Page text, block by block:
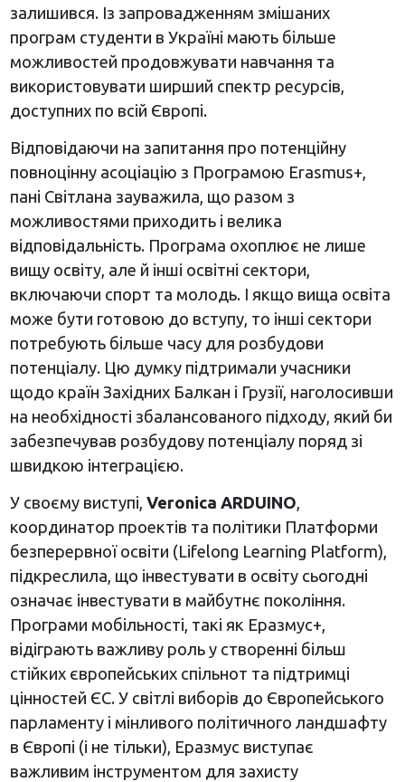
залишився. Із запровадженням змішаних
програм студенти в Україні мають більше
можливостей продовжувати навчання та
використовувати ширший спектр ресурсів,
доступних по всій Європі.
Відповідаючи на запитання про потенційну
повноцінну асоціацію з Програмою Erasmus+,
пані Світлана зауважила, що разом з
можливостями приходить і велика
відповідальність. Програма охоплює не лише
вищу освіту, але й інші освітні сектори,
включаючи спорт та молодь. І якщо вища освіта
може бути готовою до вступу, то інші сектори
потребують більше часу для розбудови
потенціалу. Цю думку підтримали учасники
щодо країн Західних Балкан і Грузії, наголосивши
на необхідності збалансованого підходу, який би
забезпечував розбудову потенціалу поряд зі
швидкою інтеграцією.
У своєму виступі, Veronica ARDUINO,
координатор проектів та політики Платформи
безперервної освіти (Lifelong Learning Platform),
підкреслила, що інвестувати в освіту сьогодні
означає інвестувати в майбутнє покоління.
Програми мобільності, такі як Еразмус+,
відіграють важливу роль у створенні більш
стійких європейських спільнот та підтримці
цінностей ЄС. У світлі виборів до Європейського
парламенту і мінливого політичного ландшафту
в Європі (і не тільки), Еразмус виступає
важливим інструментом для захисту